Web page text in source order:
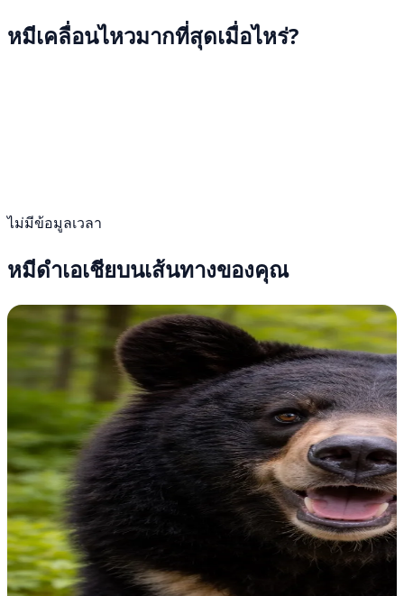
หมีเคลื่อนไหวมากที่สุดเมื่อไหร่?
ไม่มีข้อมูลเวลา
หมีดำเอเชียบนเส้นทางของคุณ